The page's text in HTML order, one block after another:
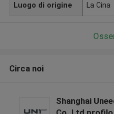
Luogo di origine La Cina
Circa noi
Shanghai